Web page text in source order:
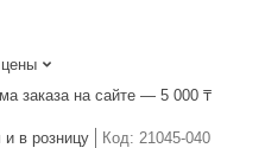
цены
заказа на сайте — 5 000 ₸
в розницу Код: 21045-040